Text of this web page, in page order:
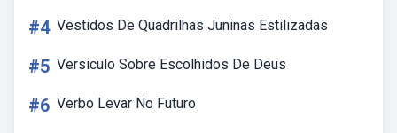
#4 Vestidos De Quadrilhas Juninas Estilizadas
#5 Versiculo Sobre Escolhidos De Deus
#6 Verbo Levar No Futuro